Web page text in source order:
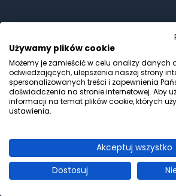
Fabryka Kolorów
507 083 299
Używamy plików cookie
Możemy je zamieścić w celu analizy danych
odwiedzających, ulepszenia naszej strony
spersonalizowanych treści i zapewnienia
doświadczenia na stronie internetowej. Aby
informacji na temat plików cookie, których
ustawienia.
Akceptuj wszystko
Dostosuj